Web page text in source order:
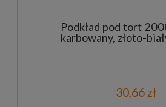
Podkład pod tort
karbowany, złoto-
30,66 zł